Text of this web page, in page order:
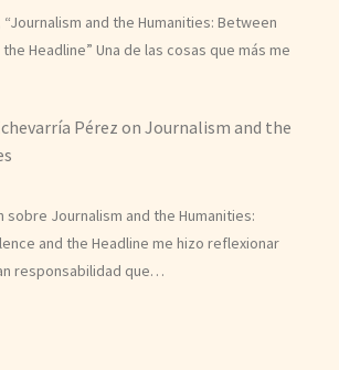
“Journalism and the Humanities: Between
Headline” Una de las cosas que más me
Pérez on Journalism and the
sobre Journalism and the Humanities:
and the Headline me hizo reflexionar
responsabilidad que…